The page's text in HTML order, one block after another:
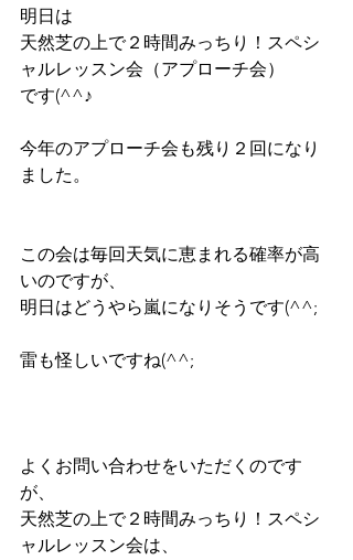
明日は
天然芝の上で２時間みっちり！スペシ
ャルレッスン会（アプローチ会）
です(^^♪
今年のアプローチ会も残り２回になり
ました。
この会は毎回天気に恵まれる確率が高
いのですが、
明日はどうやら嵐になりそうです(^^;
雷も怪しいですね(^^;
よくお問い合わせをいただくのです
が、
天然芝の上で２時間みっちり！スペシ
ャルレッスン会は、